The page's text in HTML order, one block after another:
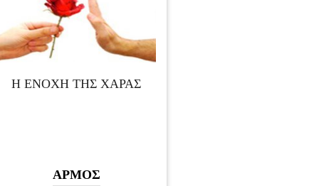
Η ΕΝΟΧΗ ΤΗΣ ΧΑΡΑΣ
ΑΡΜΟΣ